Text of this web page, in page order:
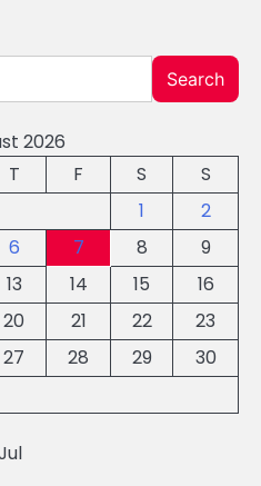
Search
2026
T F S
S
1
2
6 7 8
9
13 14 15
16
20 21 22
23
27 28 29
30